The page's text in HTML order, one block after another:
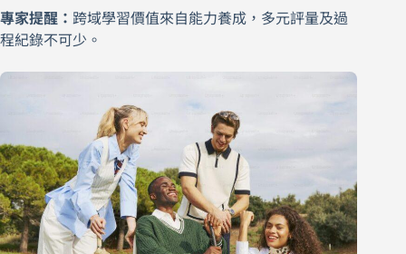
專家提醒： 跨域學習價值來自能力養成，多元評量及過
程紀錄不可少。